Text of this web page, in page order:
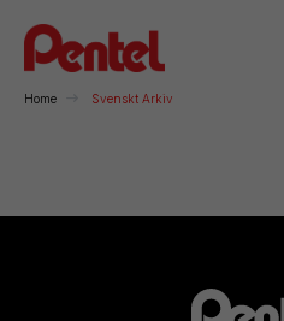
Sverige
Home Svenskt Arkiv